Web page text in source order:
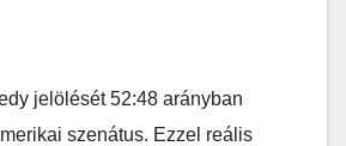
jelölését 52:48 arányban
szenátus. Ezzel reális